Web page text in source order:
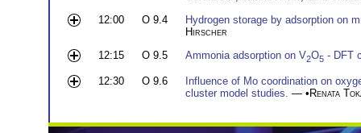
12:00
O 9.4
Hydrogen storage by adsorption on
Hirscher
12:15
O 9.5 Ammonia adsorption on V2O5 - DFT
12:30 O 9.6
Influence of Mo coordination on
cluster model studies. — •Renata